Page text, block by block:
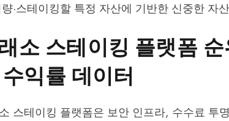
·스테이킹할 특정 자산에 기반한 신중한 자
소 스테이킹 플랫폼
익률 데이터
스테이킹 플랫폼은 보안 인프라, 수수료 투